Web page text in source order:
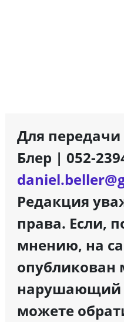
Для
Блер | 052-
Редакция
права. Если,
мнению, на
опубликован
нарушающий
можете